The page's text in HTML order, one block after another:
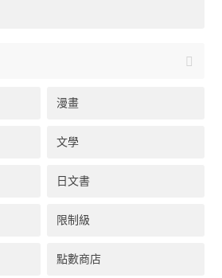
漫畫
文學
日文書
限制級
點數商店